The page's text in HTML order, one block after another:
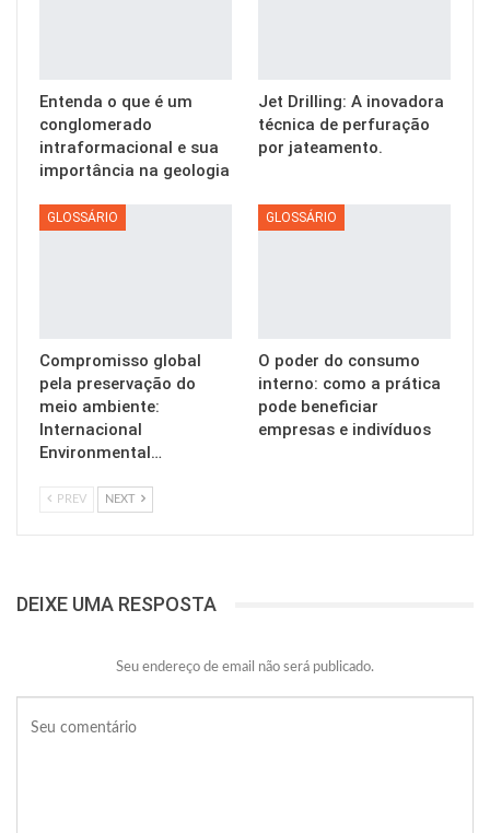
Entenda o que é um
conglomerado
intraformacional e sua
importância na geologia
Jet Drilling: A inovadora
técnica de perfuração
por jateamento.
GLOSSÁRIO
Compromisso global
pela preservação do
meio ambiente:
Internacional
Environmental…
GLOSSÁRIO
O poder do consumo
interno: como a prática
pode beneficiar
empresas e indivíduos
PREV NEXT
DEIXE UMA RESPOSTA
Seu endereço de email não será publicado.